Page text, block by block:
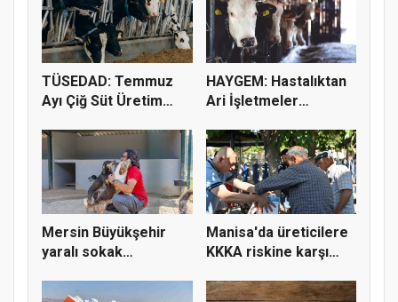
TÜSEDAD: Temmuz
Ayı Çiğ Süt Üretim
HAYGEM: Hastalıktan
Ari İşletmeler
Mersin Büyükşehir
yaralı sokak
Manisa'da üreticilere
KKKA riskine karşı